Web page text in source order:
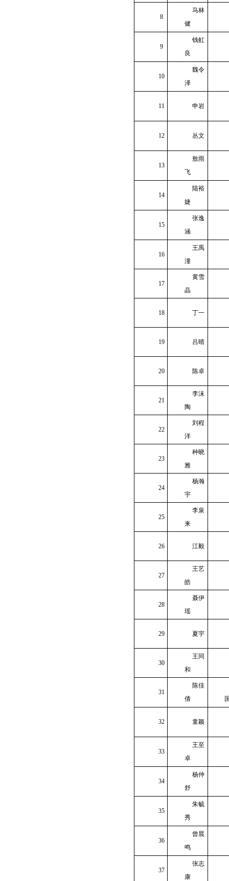
8
马林
健
9
钱虹
良
10
魏令
泽
11 申岩
12 丛文
13
敖雨
飞
14
陆裕
婕
15
张逸
涵
16
王禹
潼
17
黄雪
晶
18 丁一
19 吕晴
20 陈卓
21
李沫
陶
22
刘程
洋
23
种晓
雅
24
杨瀚
宇
25
李泉
来
26 江毅
27
王艺
皓
28
聂伊
瑶
29 夏宇
30
王同
和
31
陈佳
倩
32 童颖
33
王至
卓
34
杨仲
舒
35
朱毓
秀
36
曾晨
鸣
37
张志
康